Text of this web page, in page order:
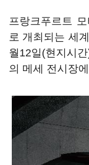
프랑크푸르트
로 개최되는 세
월12일(현지시
의 메세 전시장